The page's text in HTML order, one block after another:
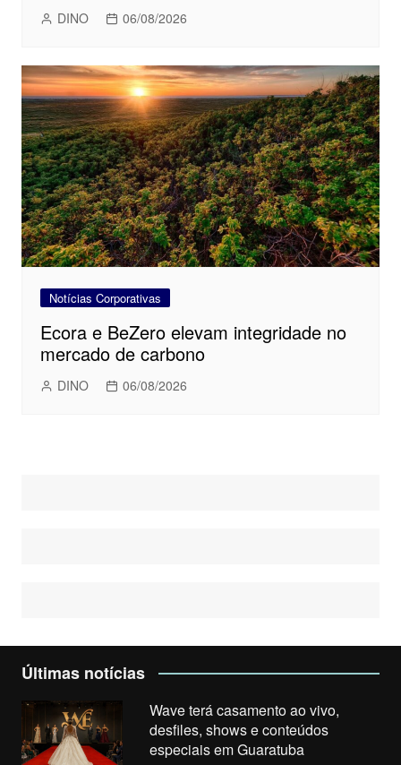
DINO 06/08/2026
Notícias Corporativas
Ecora e BeZero elevam integridade no
mercado de carbono
DINO 06/08/2026
Últimas notícias
Wave terá casamento ao vivo,
desfiles, shows e conteúdos
especiais em Guaratuba